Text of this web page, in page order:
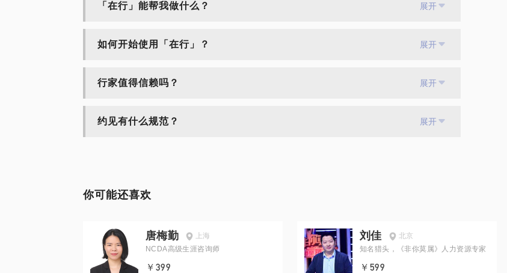
「在行」能帮我做什么？ 展开
如何开始使用「在行」？ 展开
行家值得信赖吗？ 展开
约见有什么规范？ 展开
你可能还喜欢
唐梅勤
上海
NCDA高级生涯咨询师
￥399
刘佳
北京
知名猎头，《非你莫属》人力资源专家
￥599